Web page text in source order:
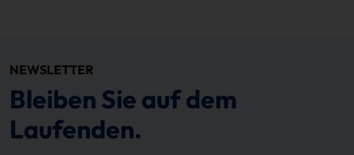
NEWSLETTER
Bleiben Sie auf dem
Laufenden.